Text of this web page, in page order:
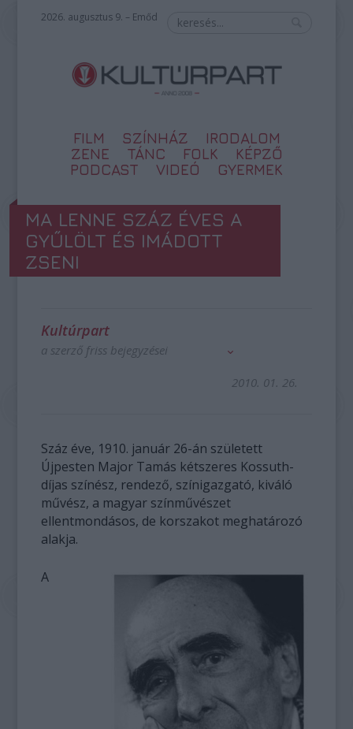
2026. augusztus 9. – Emőd
FILM SZÍNHÁZ
IRODALOM
ZENE
TÁNC FOLK
KÉPZŐ
PODCAST
VIDEÓ GYERMEK
MA LENNE SZÁZ ÉVES A
GYŰLÖLT ÉS IMÁDOTT
ZSENI
Kultúrpart
a szerző friss bejegyzései
2010. 01. 26.
Száz éve, 1910. január 26-án született
Újpesten Major Tamás kétszeres Kossuth-
díjas színész, rendező, színigazgató, kiváló
művész, a magyar színművészet
ellentmondásos, de korszakot meghatározó
alakja.
A